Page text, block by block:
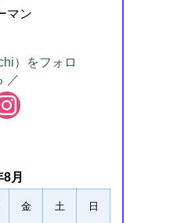
マン
）をフォロ
月
金 土 日